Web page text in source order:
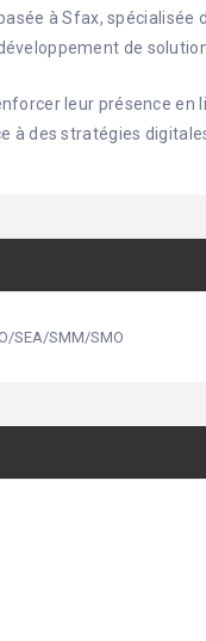
à Sfax, spécialisée
de
leur présence en
à des stratégies
SEA/SMM/SMO